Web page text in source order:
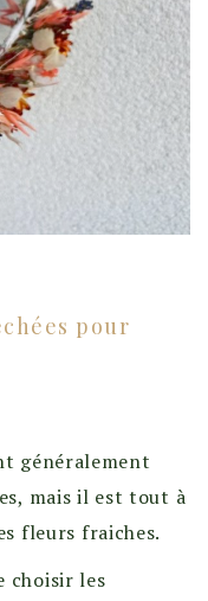
pour
généralement
mais il est tout à
fleurs fraiches.
choisir les